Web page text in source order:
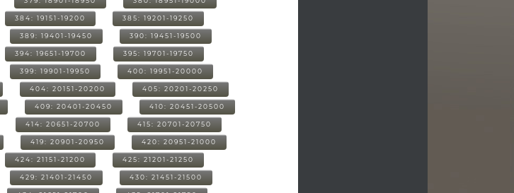
384: 19151-19200 385: 19201-19250
389: 19401-19450 390: 19451-19500
394: 19651-19700 395: 19701-19750
399: 19901-19950 400: 19951-20000
404: 20151-20200 405: 20201-20250
409: 20401-20450 410: 20451-20500
414: 20651-20700 415: 20701-20750
419: 20901-20950 420: 20951-21000
424: 21151-21200 425: 21201-21250
429: 21401-21450 430: 21451-21500